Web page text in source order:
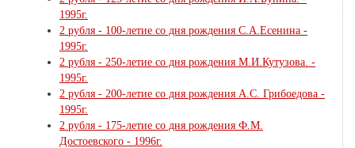
1995г.
2 рубля - 100-летие со дня рождения С.А.Есенина -
1995г.
2 рубля - 250-летие со дня рождения М.И.Кутузова. -
1995г.
2 рубля - 200-летие со дня рождения А.С. Грибоедова -
1995г.
2 рубля - 175-летие со дня рождения Ф.М.
Достоевского - 1996г.